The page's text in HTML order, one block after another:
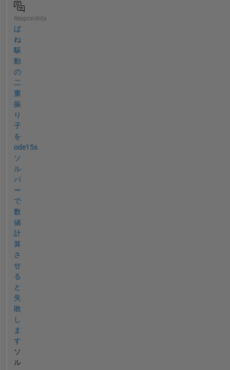
Respondida
ば
ね
駆
動
の
二
重
振
り
子
を
ode15s
ソ
ル
バ
ー
で
数
値
計
算
さ
せ
る
と
失
敗
し
ま
す
ソ
ル